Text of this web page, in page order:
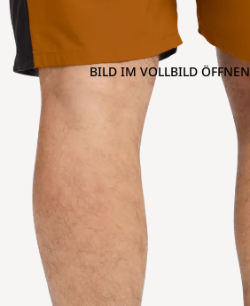
BILD IM VOLLBILD ÖFFNEN